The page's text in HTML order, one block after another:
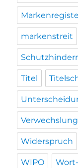
markenstreit
Titel
Widerspruch
WIPO